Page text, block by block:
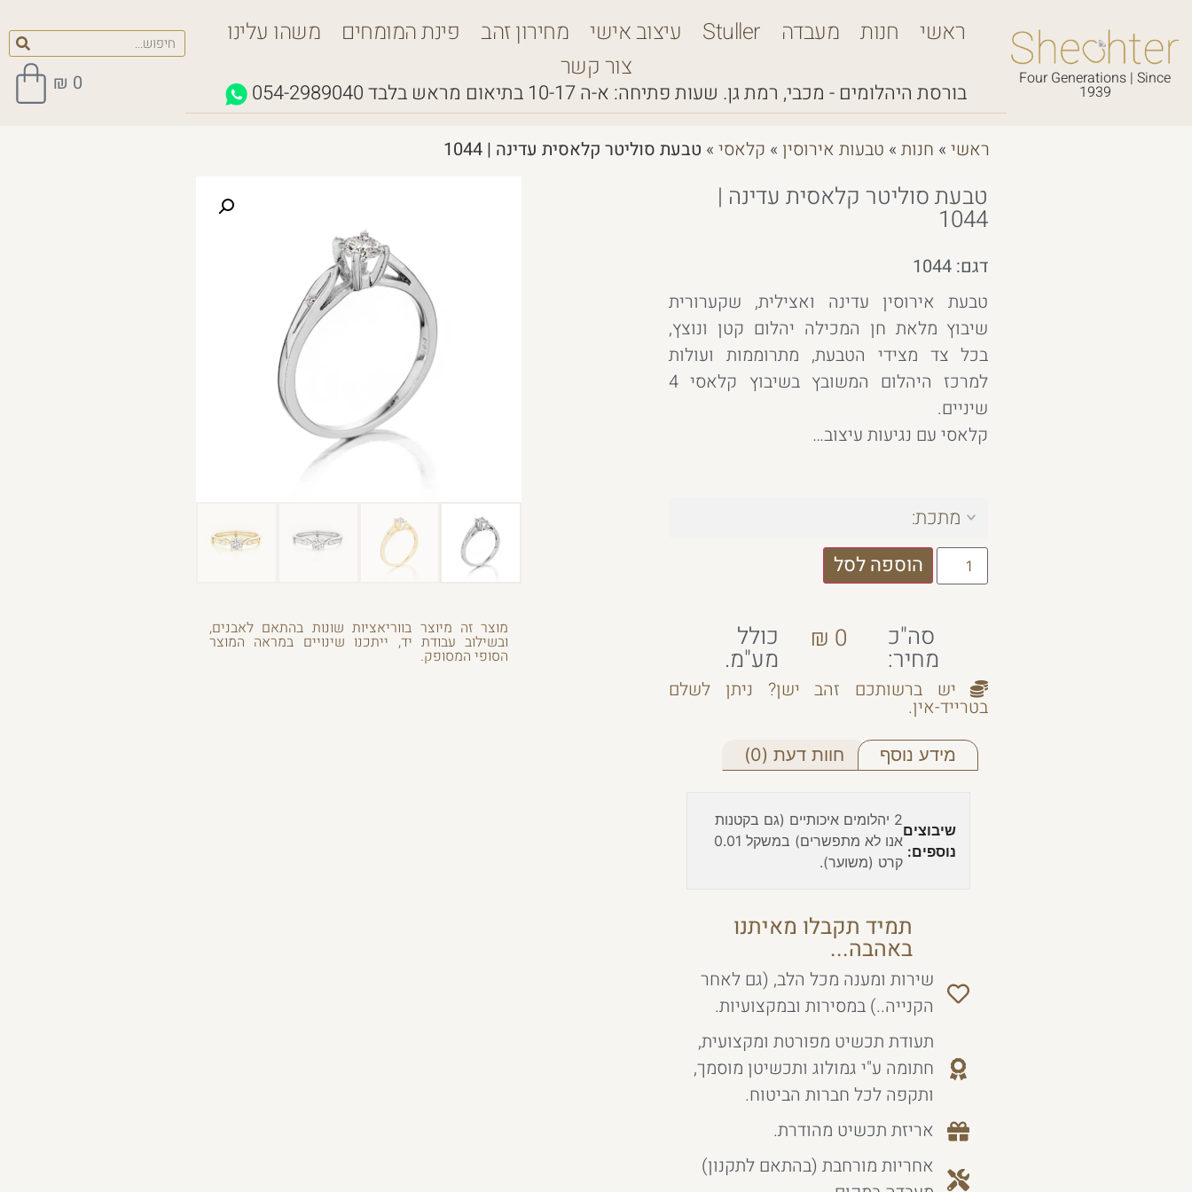
Four Generations | Since
1939
ראשי חנות מעבדה Stuller עיצוב אישי מחירון זהב פינת המומחים
משהו עלינו
צור קשר
בורסת היהלומים - מכבי, רמת גן. שעות פתיחה: א-ה 10-17 בתיאום מראש בלבד054-2989040
₪ 0
ראשי » חנות » טבעות אירוסין » קלאסי » טבעת סוליטר קלאסית עדינה | 1044
טבעת סוליטר קלאסית עדינה |
1044
דגם: 1044
טבעת אירוסין עדינה ואצילית, שקערורית
שיבוץ מלאת חן המכילה יהלום קטן ונוצץ,
בכל צד מצידי הטבעת, מתרוממות ועולות
למרכז היהלום המשובץ בשיבוץ קלאסי 4
שיניים.
קלאסי עם נגיעות עיצוב…
מתכת:
הוספה לסל
סה"כ
מחיר:
₪ 0 כולל
מע"מ.
יש ברשותכם זהב ישן? ניתן לשלם
בטרייד-אין.
מידע נוסף חוות דעת (0)
שיבוצים
נוספים:
2 יהלומים איכותיים (גם בקטנות
אנו לא מתפשרים) במשקל 0.01
קרט (משוער).
תמיד תקבלו מאיתנו
באהבה...
שירות ומענה מכל הלב, (גם לאחר
הקנייה..) במסירות ובמקצועיות.
תעודת תכשיט מפורטת ומקצועית,
חתומה ע"י גמולוג ותכשיטן מוסמך,
ותקפה לכל חברות הביטוח.
אריזת תכשיט מהודרת.
אחריות מורחבת (בהתאם לתקנון)
מוצר זה מיוצר בווריאציות שונות בהתאם לאבנים,
ובשילוב עבודת יד, ייתכנו שינויים במראה המוצר
הסופי המסופק.